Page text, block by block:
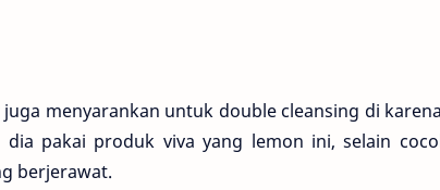
menyarankan untuk double cleansing di
dia pakai produk viva yang lemon ini, selain
berjerawat.